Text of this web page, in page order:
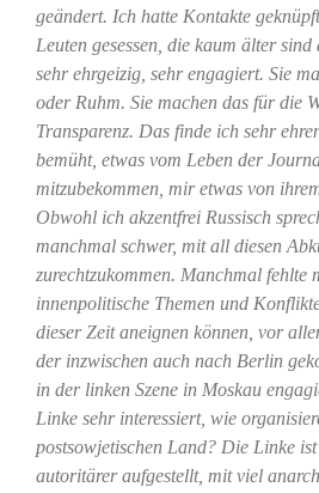
geändert. Ich hatte Kontakte
Leuten gesessen, die kaum älter
sehr ehrgeizig, sehr engagiert. Sie
oder Ruhm. Sie machen das für die
Transparenz. Das finde ich sehr
bemüht, etwas vom Leben der
mitzubekommen, mir etwas von
Obwohl ich akzentfrei Russisch
manchmal schwer, mit all diesen
zurechtzukommen. Manchmal fehlte
innenpolitische Themen und
dieser Zeit aneignen können, vor
der inzwischen auch nach Berlin
in der linken Szene in Moskau
Linke sehr interessiert, wie
postsowjetischen Land? Die Linke
autoritärer aufgestellt, mit viel